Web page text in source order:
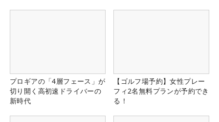
プロギアの「4層フェース」が
切り開く高初速ドライバーの
新時代
【ゴルフ場予約】女性プレー
フィ2名無料プランが予約でき
る！